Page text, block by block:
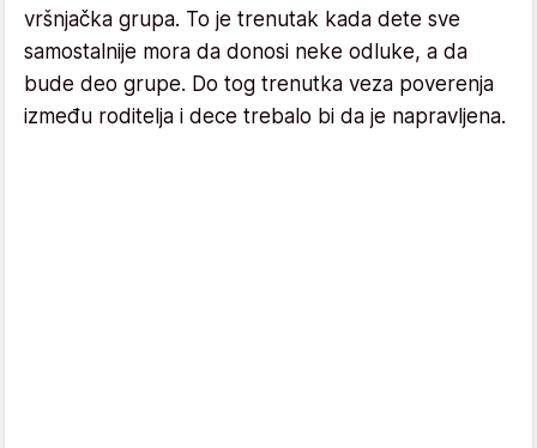
vršnjačka grupa. To je trenutak kada dete sve
samostalnije mora da donosi neke odluke, a da
bude deo grupe. Do tog trenutka veza poverenja
između roditelja i dece trebalo bi da je napravljena.